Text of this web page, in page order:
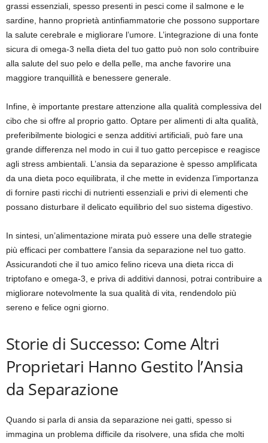
grassi essenziali, spesso presenti in pesci come il salmone e le
sardine, hanno proprietà antinfiammatorie che possono supportare
la salute cerebrale e migliorare l’umore. L’integrazione di una fonte
sicura di omega-3 nella dieta del tuo gatto può non solo contribuire
alla salute del suo pelo e della pelle, ma anche favorire una
maggiore tranquillità e benessere generale.
Infine, è importante prestare attenzione alla qualità complessiva del
cibo che si offre al proprio gatto. Optare per alimenti di alta qualità,
preferibilmente biologici e senza additivi artificiali, può fare una
grande differenza nel modo in cui il tuo gatto percepisce e reagisce
agli stress ambientali. L’ansia da separazione è spesso amplificata
da una dieta poco equilibrata, il che mette in evidenza l’importanza
di fornire pasti ricchi di nutrienti essenziali e privi di elementi che
possano disturbare il delicato equilibrio del suo sistema digestivo.
In sintesi, un’alimentazione mirata può essere una delle strategie
più efficaci per combattere l’ansia da separazione nel tuo gatto.
Assicurandoti che il tuo amico felino riceva una dieta ricca di
triptofano e omega-3, e priva di additivi dannosi, potrai contribuire a
migliorare notevolmente la sua qualità di vita, rendendolo più
sereno e felice ogni giorno.
Storie di Successo: Come Altri
Proprietari Hanno Gestito l’Ansia
da Separazione
Quando si parla di ansia da separazione nei gatti, spesso si
immagina un problema difficile da risolvere, una sfida che molti